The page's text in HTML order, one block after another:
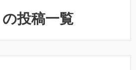
投稿一覧